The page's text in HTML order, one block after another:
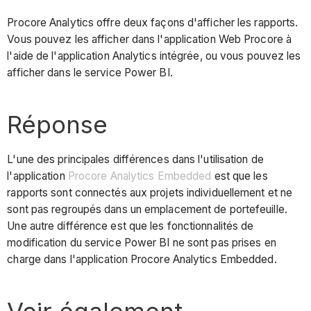
Procore Analytics offre deux façons d'afficher les rapports.
Vous pouvez les afficher dans l'application Web Procore à
l'aide de l'application Analytics intégrée, ou vous pouvez les
afficher dans le service Power BI.
Réponse
L'une des principales différences dans l'utilisation de
l'application Procore Analytics Embedded est que les
rapports sont connectés aux projets individuellement et ne
sont pas regroupés dans un emplacement de portefeuille.
Une autre différence est que les fonctionnalités de
modification du service Power BI ne sont pas prises en
charge dans l'application Procore Analytics Embedded.